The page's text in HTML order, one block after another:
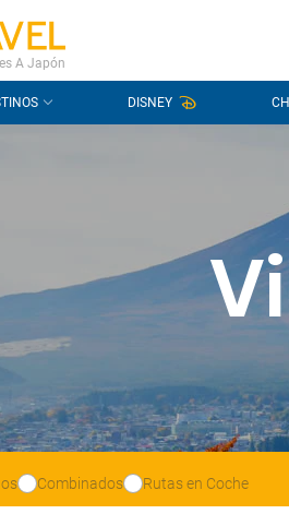
A Japón
DISNEY
Combinados Rutas en Coche